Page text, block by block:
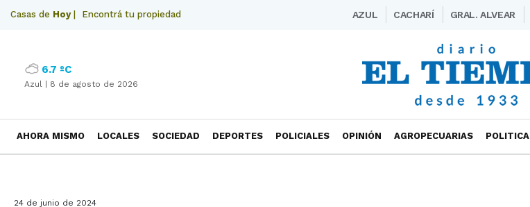
Casas de Hoy| Encontrá tu propiedad AZUL CACHARÍ GRAL. ALVEAR
6.7 ºC
Azul | 8 de agosto de 2026
AHORA MISMO LOCALES SOCIEDAD DEPORTES POLICIALES OPINIÓN AGROPECUARIAS POLITICA
24 de junio de 2024